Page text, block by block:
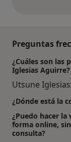
Preguntas
¿Cuáles son las
Iglesias Aguirre?
Utsune
¿Dónde está la
¿Puedo hacer
forma online,
consulta?